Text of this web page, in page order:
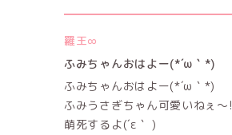
羅王∞
ふみちゃんおはよー(*´ω｀*)
ふみちゃんおはよー(*´ω｀*)
ふみうさぎちゃん可愛いねぇ～!
萌死するよ(´ε｀ )